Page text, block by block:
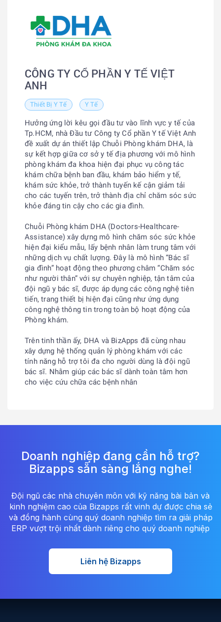
CÔNG TY CỔ PHẦN Y TẾ VIỆT
ANH
Thiết Bị Y Tế Y Tế
Hưởng ứng lời kêu gọi đầu tư vào lĩnh vực y tế của
Tp.HCM, nhà Đầu tư Công ty Cổ phần Y tế Việt Anh
đề xuất dự án thiết lập Chuỗi Phòng khám DHA, là
sự kết hợp giữa cơ sở y tế địa phương với mô hình
phòng khám đa khoa hiện đại phục vụ công tác
khám chữa bệnh ban đầu, khám bảo hiểm y tế,
khám sức khỏe, trở thành tuyến kế cận giảm tải
cho các tuyến trên, trở thành địa chỉ chăm sóc sức
khỏe đáng tin cậy cho các gia đình.
Chuỗi Phòng khám DHA (Doctors-Healthcare-
Assistance) xây dựng mô hình chăm sóc sức khỏe
hiện đại kiểu mẫu, lấy bệnh nhân làm trung tâm với
những dịch vụ chất lượng. Đây là mô hình “Bác sĩ
gia đình” hoạt động theo phương châm “Chăm sóc
như người thân” với sự chuyên nghiệp, tận tâm của
đội ngũ y bác sĩ, được áp dụng các công nghệ tiên
tiến, trang thiết bị hiện đại cũng như ứng dụng
công nghệ thông tin trong toàn bộ hoạt động của
Phòng khám.
Trên tinh thần ấy, DHA và BizApps đã cùng nhau
xây dựng hệ thống quản lý phòng khám với các
tính năng hỗ trợ tôi đa cho người dùng là đội ngũ
bác sĩ. Nhằm giúp các bác sĩ dành toàn tâm hơn
cho việc cứu chữa các bệnh nhân
Doanh nghiệp đang cần hỗ trợ?
Bizapps sẵn sàng lắng nghe!
Đội ngũ các nhà chuyên môn với kỹ năng bài bản và
kinh nghiệm cao của Bizapps rất vinh dự được chia sẻ
và đồng hành cùng quý doanh nghiệp tìm ra giải pháp
ERP vượt trội nhất dành riêng cho quý doanh nghiệp
Liên hệ Bizapps